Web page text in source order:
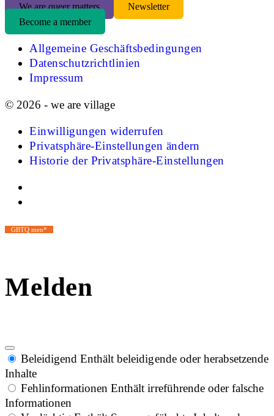
We are queer matters
Newsletter
Become a member
Allgemeine Geschäftsbedingungen
Datenschutzrichtlinien
Impressum
© 2026 - we are village
Einwilligungen widerrufen
Privatsphäre-Einstellungen ändern
Historie der Privatsphäre-Einstellungen
GBTQ men*
Melden
Beleidigend Enthält beleidigende oder herabsetzende
Inhalte
Fehlinformationen Enthält irreführende oder falsche
Informationen